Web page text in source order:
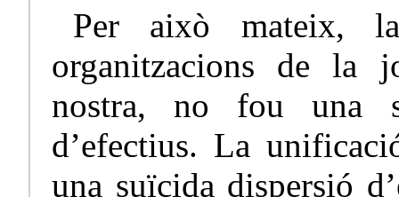
Per això mateix,
organitzacions de la
nostra, no fou una
d’efectius. La
una suïcida dispersió